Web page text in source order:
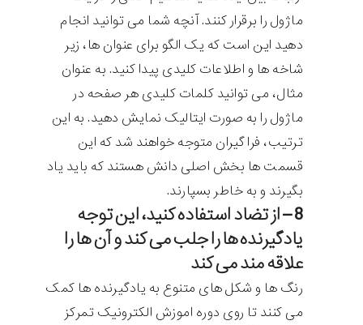
ماژول را برقرار کنند. آنچه شما می توانید انجام
دهید این است که یک الگو برای عنوان ها، زیر
شاخه ها و اطلاعات کلیدی پیدا کنید. به عنوان
مثال، می توانید کلمات کلیدی هر صفحه در
ماژول را به صورت ایتالیک نمایش دهید. به این
ترتیب، فرا گیران متوجه خواهند شد که این
قسمت ها بخش اصلی دانش هستند که باید یاد
بگیرند و به خاطر بسپارند.
8 – از تضاد استفاده کنید، این توجه
یادگیرنده ها را جلب می کند و آن ها را
علاقه مند می کند
رنگ ها و شکل های متنوع به یادگیرنده ها کمک
می کنند تا روی دوره اموزش الکترونیک تمرکز